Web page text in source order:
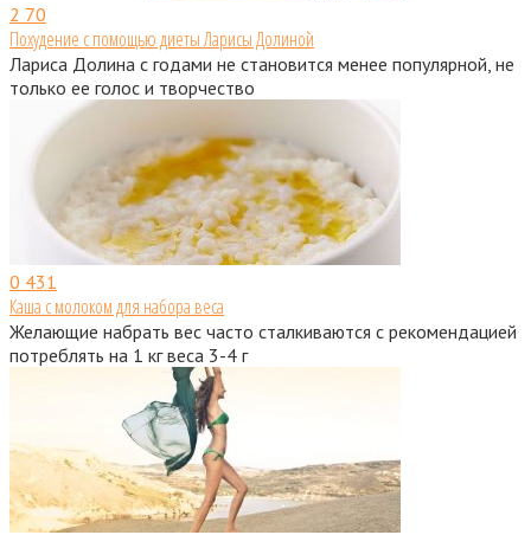
2 70
Похудение с помощью диеты Ларисы Долиной
Лариса Долина с годами не становится менее популярной, не
только ее голос и творчество
0 431
Каша с молоком для набора веса
Желающие набрать вес часто сталкиваются с рекомендацией
потреблять на 1 кг веса 3-4 г